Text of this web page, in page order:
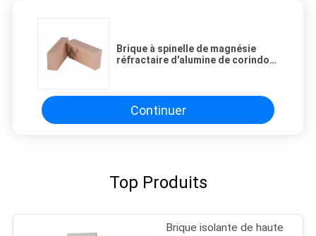
Brique à spinelle de magnésie
réfractaire d'alumine de corindon
Continuer
Top Produits
Brique isolante de haute